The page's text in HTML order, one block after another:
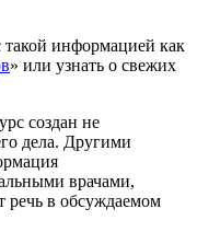
информацией как
» или узнать о свежих
создан не
дела. Другими
врачами,
речь в обсуждаемом